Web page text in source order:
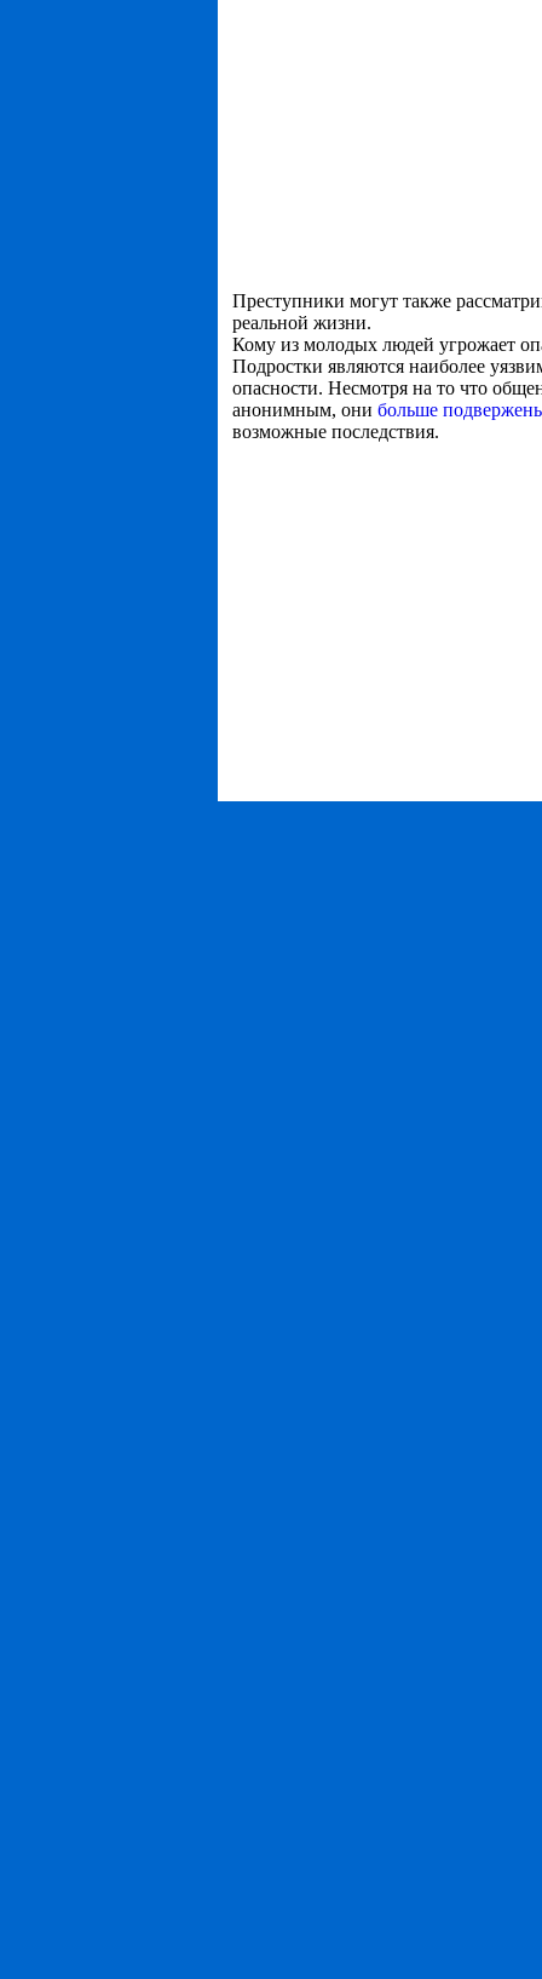
Преступники могут также
реальной жизни.
Кому из молодых людей угрожает
Подростки являются наиболее
опасности. Несмотря на то что
анонимным, они больше
возможные последствия.